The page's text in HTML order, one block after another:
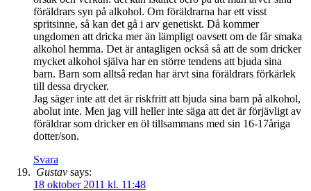
föräldrars syn på alkohol. Om föräldrarna har ett visst
spritsinne, så kan det gå i arv genetiskt. Då kommer
ungdomen att dricka mer än lämpligt oavsett om de får smaka
alkohol hemma. Det är antagligen också så att de som dricker
mycket alkohol själva har en större tendens att bjuda sina
barn. Barn som alltså redan har ärvt sina föräldrars förkärlek
till dessa drycker.
Jag säger inte att det är riskfritt att bjuda sina barn på alkohol,
abolut inte. Men jag vill heller inte säga att det är förjävligt av
föräldrar som dricker en öl tillsammans med sin 16-17åriga
dotter/son.
Svara
Gustav says:
18 oktober 2011 kl. 11:48